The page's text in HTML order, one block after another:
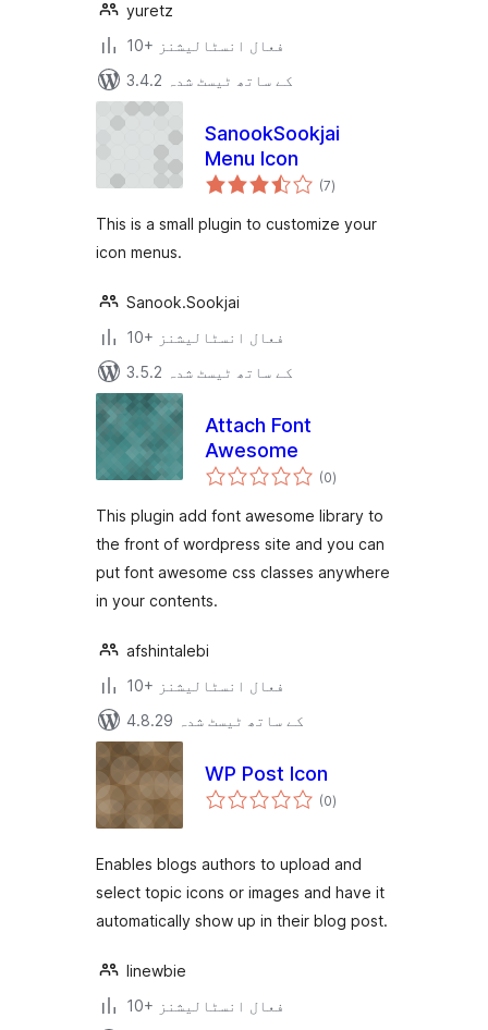
yuretz
10+ فعال انسٹالیشنز
3.4.2 کے ساتھ ٹیسٹ شدہ
SanookSookjai
Menu Icon
(7مجموعی
درجہ
)
This is a small plugin to customize your
icon menus.
Sanook.Sookjai
10+ فعال انسٹالیشنز
3.5.2 کے ساتھ ٹیسٹ شدہ
Attach Font
Awesome
(0مجموعی
درجہ
)
This plugin add font awesome library to
the front of wordpress site and you can
put font awesome css classes anywhere
in your contents.
afshintalebi
10+ فعال انسٹالیشنز
4.8.29 کے ساتھ ٹیسٹ شدہ
WP Post Icon
(0مجموعی
درجہ
)
Enables blogs authors to upload and
select topic icons or images and have it
automatically show up in their blog post.
linewbie
10+ فعال انسٹالیشنز